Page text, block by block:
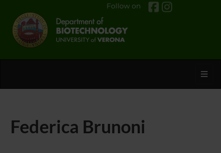
Follow on
Federica Brunoni